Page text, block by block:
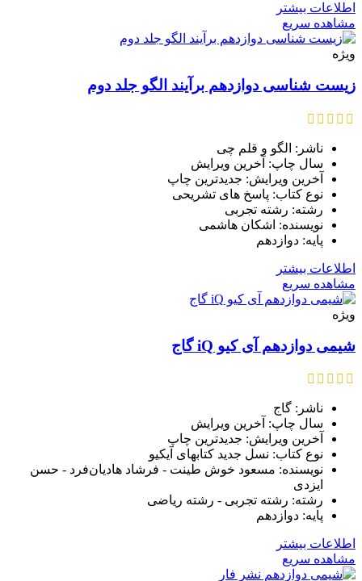
اطلاعات بیشتر
مشاهده سریع
ویژه
زیست شناسی دوازدهم برآیند الگو جلد دوم
ناشر: الگو و قلم چی
سال چاپ: آخرین ویرایش
آخرین ویرایش: جدیدترین چاپ
نوع کتاب: پاسخ های تشریحی
رشته: رشته تجربی
نویسنده: اشکان هاشمی
پایه: دوازدهم
اطلاعات بیشتر
مشاهده سریع
ویژه
شیمی دوازدهم آی کیو iQ گاج
ناشر: گاج
سال چاپ: آخرین ویرایش
آخرین ویرایش: جدیدترین چاپ
نوع کتاب: نسل جدید کتابهای آیکیو
نویسنده: مسعود خوش طینت - فرشاد هادیان‌فرد - حسن
ایزدی
رشته: رشته تجربی - رشته ریاضی
پایه: دوازدهم
اطلاعات بیشتر
مشاهده سریع